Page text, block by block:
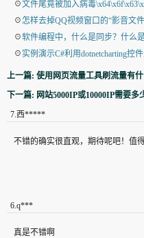
☉文件尾竟被加入病毒
☉ 怎样去掉QQ视频窗口的“影音文
☉软件编程中，什么是同步？什么是
☉实例演示C#利用dotnetcharting控
上一篇: 使用网页流量工具刷流量有
下一篇: 网站5000IP或10000IP需要多
7 西*****
不错的确实很直观，期待呢吧！值
6 q***
真是不错啊